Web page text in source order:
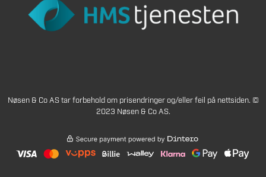
Nøsen & Co AS tar forbehold om prisendringer og/eller feil på nettsiden. ©
2023 Nøsen & Co AS.